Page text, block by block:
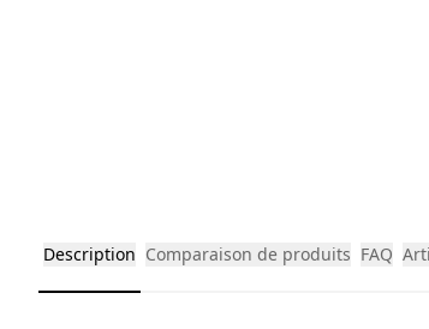
Description Comparaison de produits FAQ